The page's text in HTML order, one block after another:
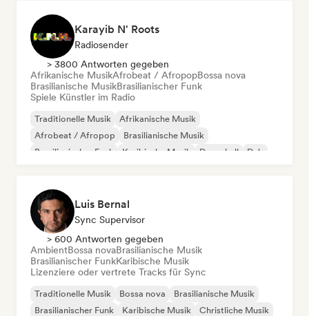
Karayib N' Roots
Radiosender
> 3800 Antworten gegeben
Afrikanische MusikAfrobeat / AfropopBossa nova
Brasilianische MusikBrasilianischer Funk
Spiele Künstler im Radio
Traditionelle Musik
Afrikanische Musik
Afrobeat / Afropop
Brasilianische Musik
Brasilianischer Funk
Karibische Musik Dancehall Dub
Luis Bernal
Sync Supervisor
> 600 Antworten gegeben
AmbientBossa novaBrasilianische Musik
Brasilianischer FunkKaribische Musik
Lizenziere oder vertrete Tracks für Sync
Traditionelle Musik Bossa nova
Brasilianische Musik
Brasilianischer Funk
Karibische Musik
Christliche Musik